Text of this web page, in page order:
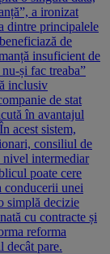
a ironizat
dintre principalele
de
insuficient de
și fac treaba”
inclusiv
de stat
în avantajul
acest sistem,
consiliul de
nivel intermediar
poate cere
conducerii unei
simplă decizie
cu contracte și
reforma
decât pare.